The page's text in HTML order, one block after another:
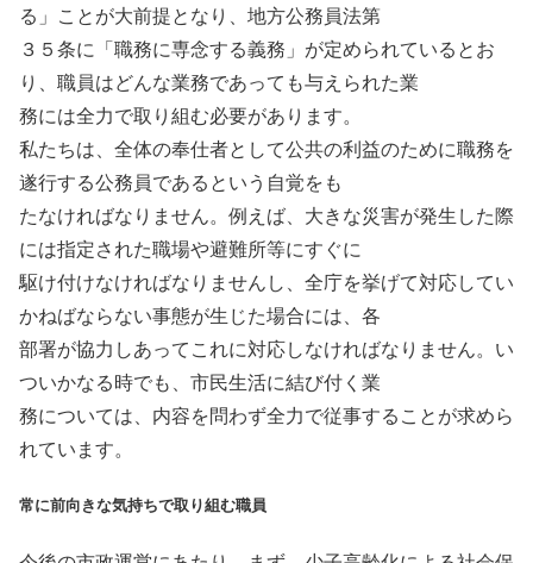
る」ことが大前提となり、地方公務員法第
３５条に「職務に専念する義務」が定められているとお
り、職員はどんな業務であっても与えられた業
務には全力で取り組む必要があります。
私たちは、全体の奉仕者として公共の利益のために職務を
遂行する公務員であるという自覚をも
たなければなりません。例えば、大きな災害が発生した際
には指定された職場や避難所等にすぐに
駆け付けなければなりませんし、全庁を挙げて対応してい
かねばならない事態が生じた場合には、各
部署が協力しあってこれに対応しなければなりません。い
ついかなる時でも、市民生活に結び付く業
務については、内容を問わず全力で従事することが求めら
れています。
常に前向きな気持ちで取り組む職員